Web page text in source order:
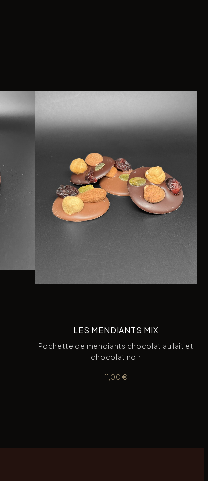
LES MENDIANTS MIX
Pochette de mendiants chocolat au lait et
chocolat noir
11,00 €